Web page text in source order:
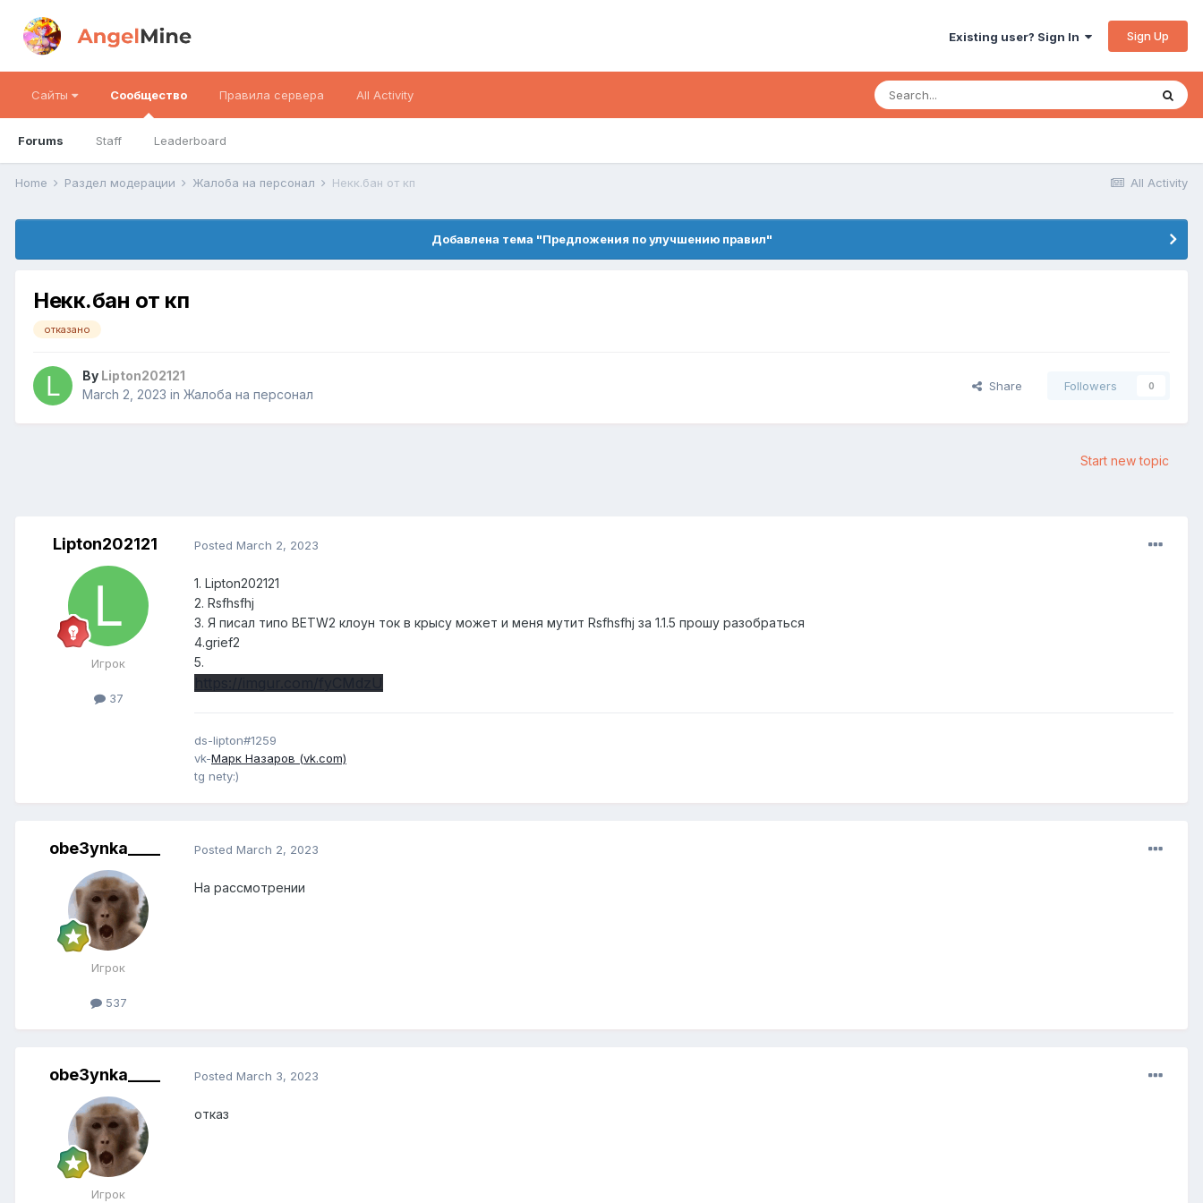
Existing user? Sign In Sign Up
Сайты Сообщество
Forums Staff Leaderboard
Правила сервера All Activity
All Activity
Home Раздел модерации Жалоба на персонал Некк.бан от кп
Добавлена тема "Предложения по улучшению правил"
Некк.бан от кп
отказано
By Lipton202121
March 2, 2023 in Жалоба на персонал
Share Followers 0
Start new topic
Lipton202121
Игрок
37
Posted March 2, 2023
1. Lipton202121
2. Rsfhsfhj
3. Я писал типо BETW2 клоун ток в крысу может и меня мутит Rsfhsfhj за 1.1.5 прошу разобраться
4.grief2
5.
ds-lipton#1259
vk-Марк Назаров (vk.com)
tg nety:)
obe3ynka____
Игрок
537
Posted March 2, 2023
На рассмотрении
obe3ynka____
Игрок
Posted March 3, 2023
отказ